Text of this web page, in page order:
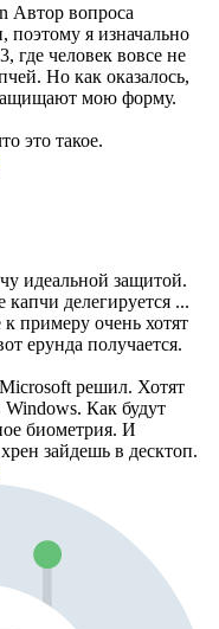
Автор вопроса
поэтому я изначально
где человек вовсе не
Но как оказалось,
мою форму.
это такое.
идеальной защитой.
делегируется ...
примеру очень хотят
ерунда получается.
решил. Хотят
Windows. Как будут
биометрия. И
зайдешь в десктоп.